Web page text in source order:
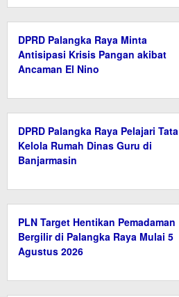
DPRD Palangka Raya Minta
Antisipasi Krisis Pangan akibat
Ancaman El Nino
DPRD Palangka Raya Pelajari Tata
Kelola Rumah Dinas Guru di
Banjarmasin
PLN Target Hentikan Pemadaman
Bergilir di Palangka Raya Mulai 5
Agustus 2026